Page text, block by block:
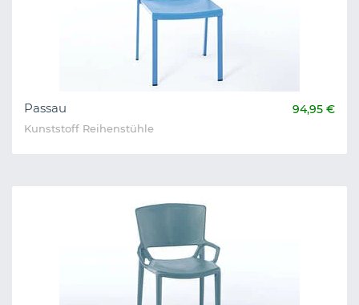
Passau 94,95 €
Kunststoff Reihenstühle